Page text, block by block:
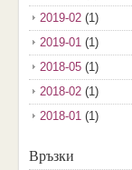
2019-02(1)
2019-01(1)
2018-05(1)
2018-02(1)
2018-01(1)
2017-11
Връзки